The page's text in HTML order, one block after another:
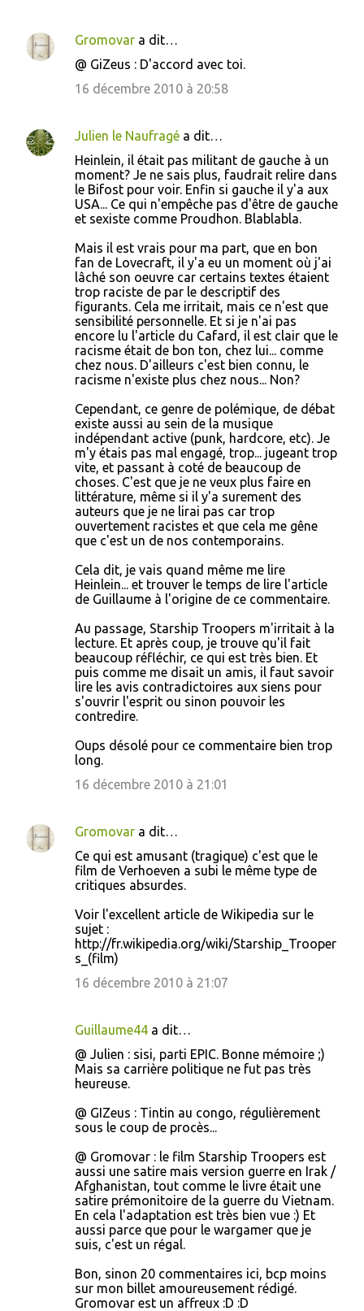
Gromovar a dit…
@ GiZeus : D'accord avec toi.
16 décembre 2010 à 20:58
Julien le Naufragé a dit…
Heinlein, il était pas militant de gauche à un
moment? Je ne sais plus, faudrait relire dans
le Bifost pour voir. Enfin si gauche il y'a aux
USA... Ce qui n'empêche pas d'être de gauche
et sexiste comme Proudhon. Blablabla.
Mais il est vrais pour ma part, que en bon
fan de Lovecraft, il y'a eu un moment où j'ai
lâché son oeuvre car certains textes étaient
trop raciste de par le descriptif des
figurants. Cela me irritait, mais ce n'est que
sensibilité personnelle. Et si je n'ai pas
encore lu l'article du Cafard, il est clair que le
racisme était de bon ton, chez lui... comme
chez nous. D'ailleurs c'est bien connu, le
racisme n'existe plus chez nous... Non?
Cependant, ce genre de polémique, de débat
existe aussi au sein de la musique
indépendant active (punk, hardcore, etc). Je
m'y étais pas mal engagé, trop... jugeant trop
vite, et passant à coté de beaucoup de
choses. C'est que je ne veux plus faire en
littérature, même si il y'a surement des
auteurs que je ne lirai pas car trop
ouvertement racistes et que cela me gêne
que c'est un de nos contemporains.
Cela dit, je vais quand même me lire
Heinlein... et trouver le temps de lire l'article
de Guillaume à l'origine de ce commentaire.
Au passage, Starship Troopers m'irritait à la
lecture. Et après coup, je trouve qu'il fait
beaucoup réfléchir, ce qui est très bien. Et
puis comme me disait un amis, il faut savoir
lire les avis contradictoires aux siens pour
s'ouvrir l'esprit ou sinon pouvoir les
contredire.
Oups désolé pour ce commentaire bien trop
long.
16 décembre 2010 à 21:01
Gromovar a dit…
Ce qui est amusant (tragique) c'est que le
film de Verhoeven a subi le même type de
critiques absurdes.
Voir l'excellent article de Wikipedia sur le
sujet :
http://fr.wikipedia.org/wiki/Starship_Trooper
s_(film)
16 décembre 2010 à 21:07
Guillaume44 a dit…
@ Julien : sisi, parti EPIC. Bonne mémoire ;)
Mais sa carrière politique ne fut pas très
heureuse.
@ GIZeus : Tintin au congo, régulièrement
sous le coup de procès...
@ Gromovar : le film Starship Troopers est
aussi une satire mais version guerre en Irak /
Afghanistan, tout comme le livre était une
satire prémonitoire de la guerre du Vietnam.
En cela l'adaptation est très bien vue :) Et
aussi parce que pour le wargamer que je
suis, c'est un régal.
Bon, sinon 20 commentaires ici, bcp moins
sur mon billet amoureusement rédigé.
Gromovar est un affreux :D :D